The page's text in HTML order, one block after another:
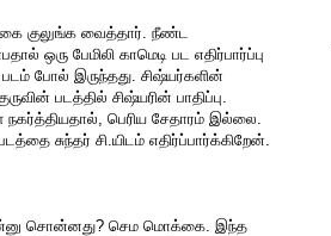
குலுங்க வைத்தார். நீண்ட
ஒரு பேமிலி காமெடி பட எதிர்பார்ப்பு
போல் இருந்தது. சிஷ்யர்களின்
படத்தில் சிஷ்யரின் பாதிப்பு.
நகர்த்தியதால், பெரிய சேதாரம் இல்லை.
சுந்தர் சி.யிடம் எதிர்ப்பார்க்கிறேன்.
சொன்னது? செம மொக்கை. இந்த